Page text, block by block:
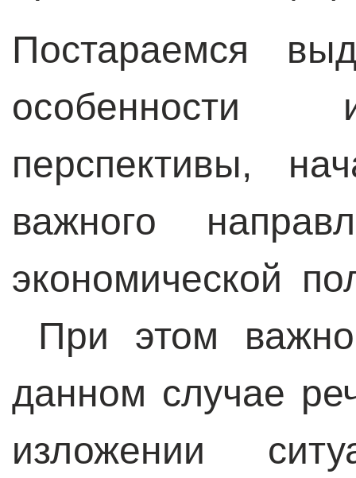
Постараемся
особенности
перспективы,
важного
экономической
При этом
данном случае
изложении